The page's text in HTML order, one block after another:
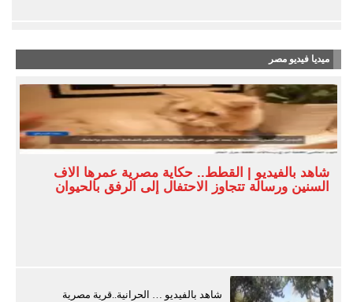
ميديا فيديو مصر
شاهد بالفيديو | القطط.. حكاية مصرية عمرها آلاف
السنين ورسالة تتجاوز الاحتفال إلى الرفق بالحيوان
شاهد بالفيديو … الحرانية..قرية مصرية